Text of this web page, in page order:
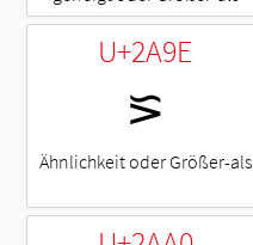
U+2A9E
⪞
Ähnlichkeit oder Größer-als